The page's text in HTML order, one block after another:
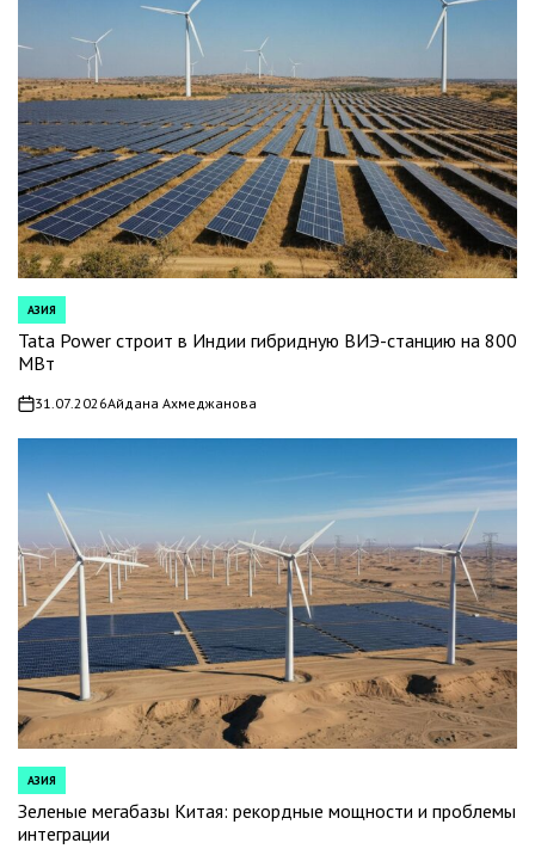
POSTED
IN
АЗИЯ
Tata Power строит в Индии гибридную ВИЭ-станцию на 800
МВт
on31.07.2026Айдана Ахмеджанова
POSTED
IN
АЗИЯ
Зеленые мегабазы Китая: рекордные мощности и проблемы
интеграции